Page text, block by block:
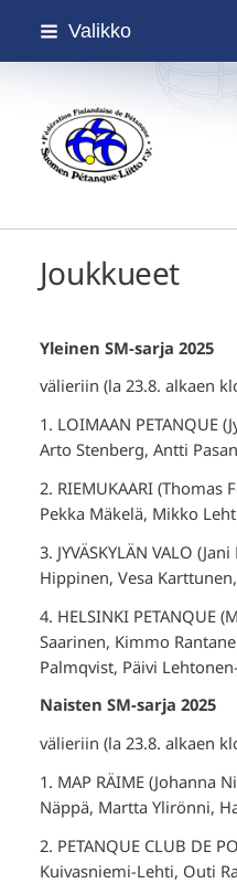
Siirry
Valikko
Suomen
Joukkueet
Yleinen SM-sarja 2025
välieriin (la 23.8. alkaen
1. LOIMAAN PETANQUE
Arto Stenberg, Antti
2. RIEMUKAARI (Thomas
Pekka Mäkelä, Mikko
3. JYVÄSKYLÄN VALO
Hippinen, Vesa
4. HELSINKI PETANQUE
Saarinen, Kimmo
Palmqvist, Päivi
Naisten SM-sarja 2025
välieriin (la 23.8. alkaen
1. MAP RÄIME (Johanna
Näppä, Martta Ylirönni,
2. PETANQUE CLUB DE
Kuivasniemi-Lehti, Outi